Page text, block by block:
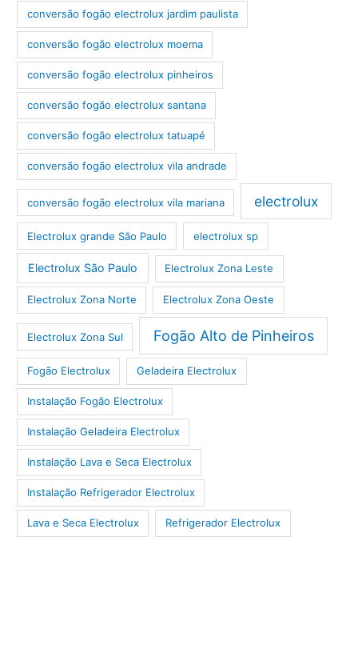
conversão fogão electrolux jardim paulista
conversão fogão electrolux moema
conversão fogão electrolux pinheiros
conversão fogão electrolux santana
conversão fogão electrolux tatuapé
conversão fogão electrolux vila andrade
conversão fogão electrolux vila mariana electrolux
Electrolux grande São Paulo electrolux sp
Electrolux São Paulo Electrolux Zona Leste
Electrolux Zona Norte Electrolux Zona Oeste
Electrolux Zona Sul Fogão Alto de Pinheiros
Fogão Electrolux Geladeira Electrolux
Instalação Fogão Electrolux
Instalação Geladeira Electrolux
Instalação Lava e Seca Electrolux
Instalação Refrigerador Electrolux
Lava e Seca Electrolux Refrigerador Electrolux